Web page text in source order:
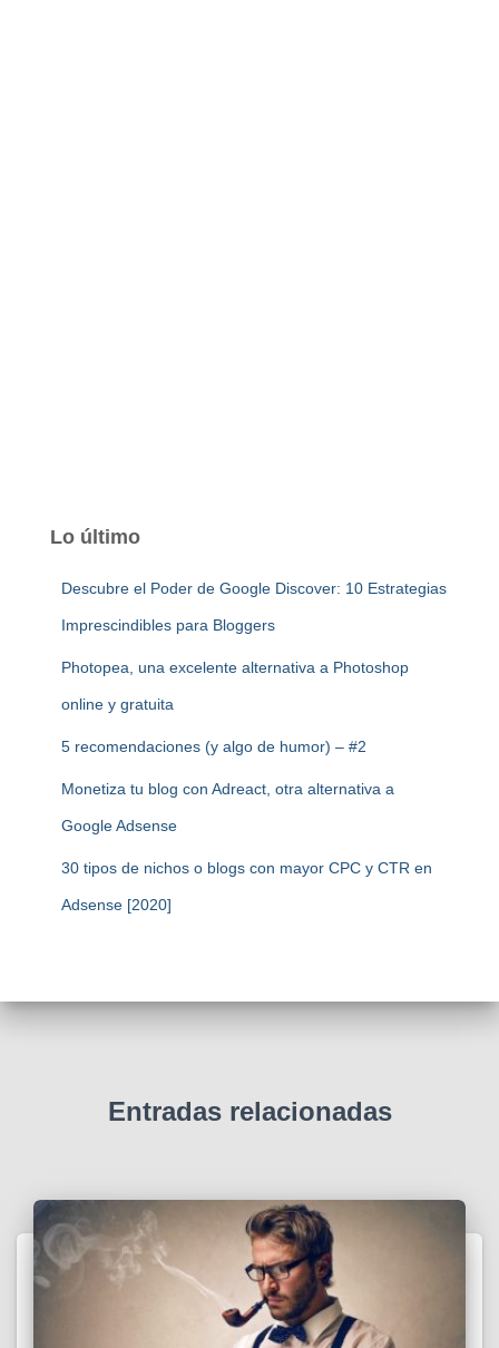
Lo último
Descubre el Poder de Google Discover: 10 Estrategias
Imprescindibles para Bloggers
Photopea, una excelente alternativa a Photoshop
online y gratuita
5 recomendaciones (y algo de humor) – #2
Monetiza tu blog con Adreact, otra alternativa a
Google Adsense
30 tipos de nichos o blogs con mayor CPC y CTR en
Adsense [2020]
Entradas relacionadas